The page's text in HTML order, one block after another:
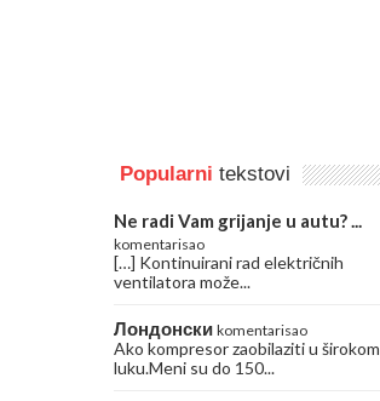
Popularni tekstovi
Ne radi Vam grijanje u autu? ...
komentarisao
[…] Kontinuirani rad električnih
ventilatora može...
Лондонски komentarisao
Ako kompresor zaobilaziti u širokom
luku.Meni su do 150...